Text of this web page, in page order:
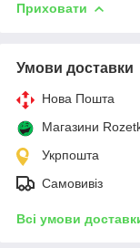
Приховати
Умови доставки
Нова Пошта
Магазини
Укрпошта
Самовивіз
Всі умови